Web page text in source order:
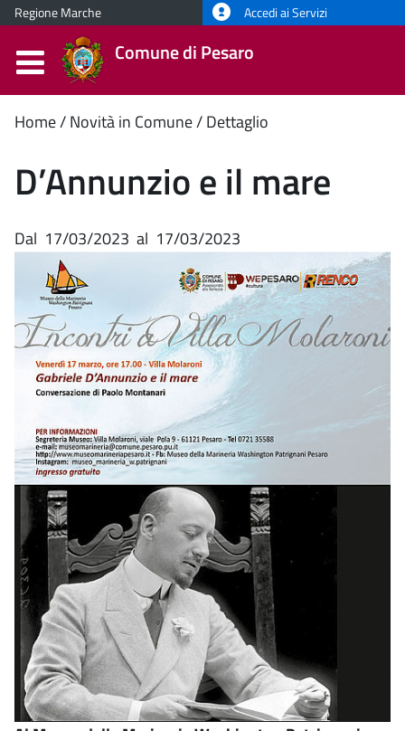
Regione Marche Accedi ai Servizi
Comune di Pesaro
Contenuto
principale
Home Novità in Comune Dettaglio
D’Annunzio e il mare
Dal 17/03/2023 al 17/03/2023